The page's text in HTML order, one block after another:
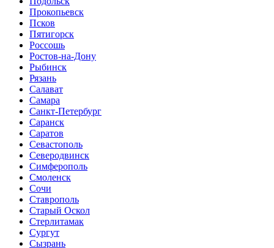
Прокопьевск
Псков
Пятигорск
Россошь
Ростов-на-Дону
Рыбинск
Рязань
Салават
Самара
Санкт-Петербург
Саранск
Саратов
Севастополь
Северодвинск
Симферополь
Смоленск
Сочи
Ставрополь
Старый Оскол
Стерлитамак
Сургут
Сызрань